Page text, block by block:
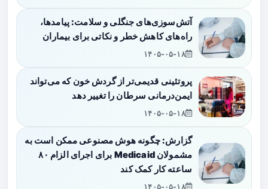
آتش‌سوزی‌های جنگلی و سلامت: پیامدها،
راه‌های کاهش خطر و نکاتی برای بیماران
۱۴۰۵-۰۵-۱۸
پروتئینی قدیمی‌تر از گردش خون که می‌تواند
ایمن‌درمانی سرطان را تغییر دهد
۱۴۰۵-۰۵-۱۸
گزارش: چگونه هوش مصنوعی ممکن است به
مشمولان Medicaid برای اجرای الزام ۸۰
ساعته کار کمک کند
۱۴۰۵-۰۵-۱۸